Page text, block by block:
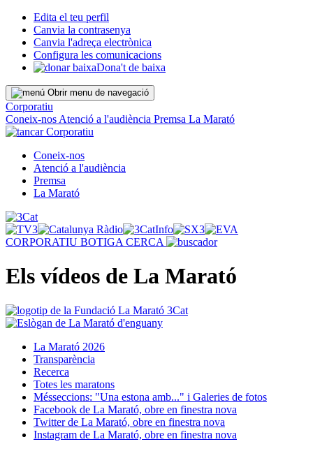
Edita el teu perfil
Canvia la contrasenya
Canvia l'adreça electrònica
Configura les comunicacions
Dona't de baixa
Obrir menu de navegació
Corporatiu
Coneix-nos Atenció a l'audiència Premsa La Marató
Corporatiu
Coneix-nos
Atenció a l'audiència
Premsa
La Marató
CORPORATIU BOTIGA CERCA
Els vídeos de La Marató
La Marató 2026
Transparència
Recerca
Totes les maratons
Mésseccions: "Una estona amb..." i Galeries de fotos
Facebook de La Marató, obre en finestra nova
Twitter de La Marató, obre en finestra nova
Instagram de La Marató, obre en finestra nova